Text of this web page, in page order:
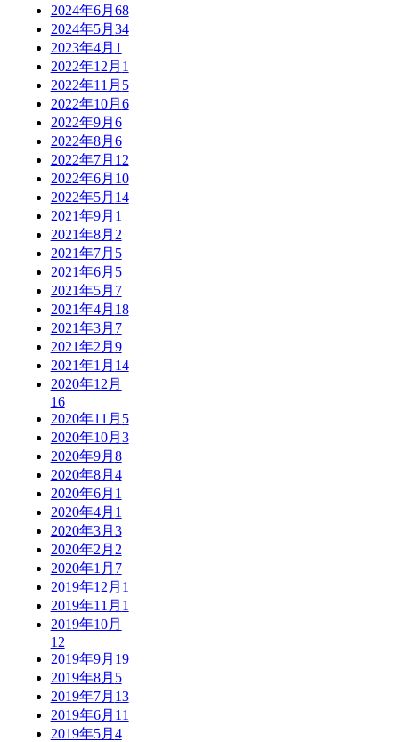
2024年6月 68
2024年5月 34
2023年4月 1
2022年12月 1
2022年11月 5
2022年10月 6
2022年9月 6
2022年8月 6
2022年7月 12
2022年6月 10
2022年5月 14
2021年9月 1
2021年8月 2
2021年7月 5
2021年6月 5
2021年5月 7
2021年4月 18
2021年3月 7
2021年2月 9
2021年1月 14
2020年12月
16
2020年11月 5
2020年10月 3
2020年9月 8
2020年8月 4
2020年6月 1
2020年4月 1
2020年3月 3
2020年2月 2
2020年1月 7
2019年12月 1
2019年11月 1
2019年10月
12
2019年9月 19
2019年8月 5
2019年7月 13
2019年6月 11
2019年5月 4